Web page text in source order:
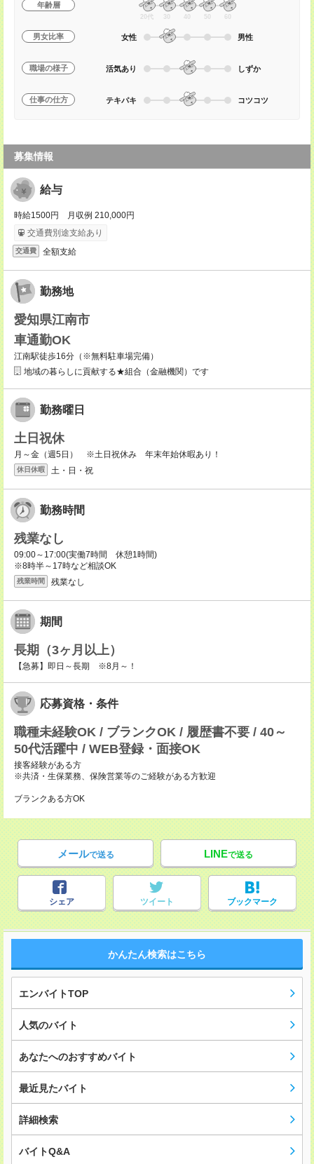
年齢層
20代 30 40 50 60
男女比率 女性 男性
職場の様子 活気あり しずか
仕事の仕方 テキパキ コツコツ
募集情報
給与
時給1500円 月収例 210,000円
交通費別途支給あり
交通費 全額支給
勤務地
愛知県江南市
車通勤OK
江南駅徒歩16分（※無料駐車場完備）
地域の暮らしに貢献する★組合（金融機関）です
勤務曜日
土日祝休
月～金（週5日） ※土日祝休み 年末年始休暇あり！
休日休暇 土・日・祝
勤務時間
残業なし
09:00～17:00(実働7時間 休憩1時間)
※8時半～17時など相談OK
残業時間 残業なし
期間
長期（3ヶ月以上）
【急募】即日～長期 ※8月～！
応募資格・条件
職種未経験OK / ブランクOK / 履歴書不要 / 40～
50代活躍中 / WEB登録・面接OK
接客経験がある方
※共済・生保業務、保険営業等のご経験がある方歓迎
ブランクある方OK
メールで送る LINEで送る
シェア ツイート ブックマーク
かんたん検索はこちら
エンバイトTOP
人気のバイト
あなたへのおすすめバイト
最近見たバイト
詳細検索
バイトQ&A